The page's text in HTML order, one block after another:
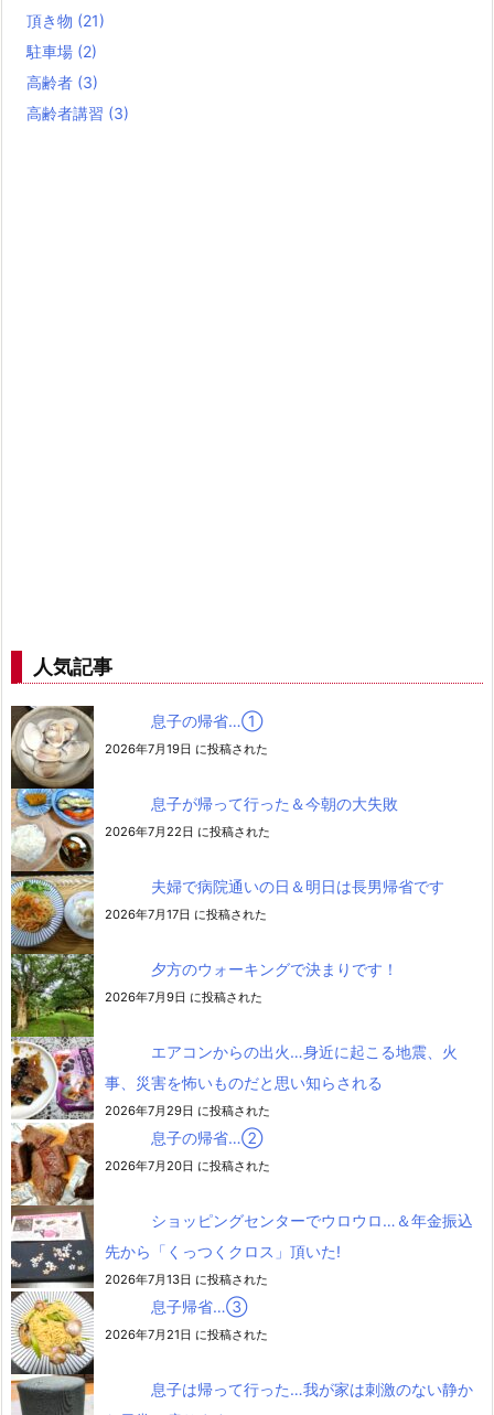
頂き物 (21)
駐車場 (2)
高齢者 (3)
高齢者講習 (3)
人気記事
息子の帰省…➀
2026年7月19日 に投稿された
息子が帰って行った＆今朝の大失敗
2026年7月22日 に投稿された
夫婦で病院通いの日＆明日は長男帰省です
2026年7月17日 に投稿された
夕方のウォーキングで決まりです！
2026年7月9日 に投稿された
エアコンからの出火…身近に起こる地震、火
事、災害を怖いものだと思い知らされる
2026年7月29日 に投稿された
息子の帰省…②
2026年7月20日 に投稿された
ショッピングセンターでウロウロ…＆年金振込
先から「くっつくクロス」頂いた!
2026年7月13日 に投稿された
息子帰省…③
2026年7月21日 に投稿された
息子は帰って行った…我が家は刺激のない静か